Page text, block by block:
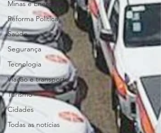
Minas e Energia
Reforma Política
Saúde
Segurança
Tecnologia
Viação e transporte
Turismo
Cidades
Todas as notícias